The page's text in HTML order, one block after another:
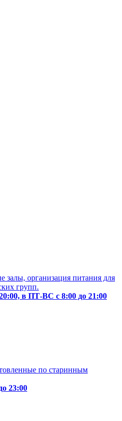
залы, организация питания для
групп.
в ПТ-ВС с 8:00 до 21:00
по старинным
23:00